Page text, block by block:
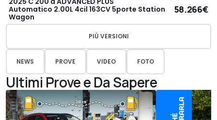
Automatico 2.00L 4cil 163CV 5porte Station
Wagon
58.266€
PIÙ VERSIONI
NEWS PROVE VIDEO FOTO
Ultimi Prove e Da Sapere